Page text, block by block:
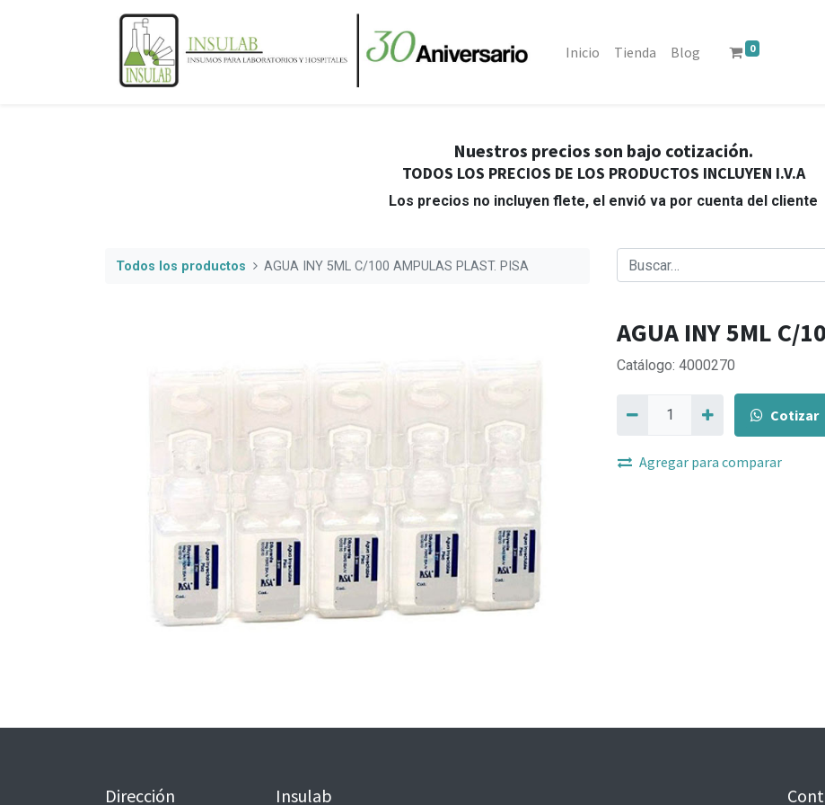
Inicio Tienda Blog 0
Nuestros precios son bajo cotización.
TODOS LOS PRECIOS DE LOS PRODUCTOS INCLUYEN I.V.A
Los precios no incluyen flete, el envió va por cuenta del cliente
Todos los productos AGUA INY 5ML C/100 AMPULAS PLAST. PISA
AGUA INY 5ML C/
Catálogo: 4000270
Cotizar
Agregar para comparar
Dirección Insulab